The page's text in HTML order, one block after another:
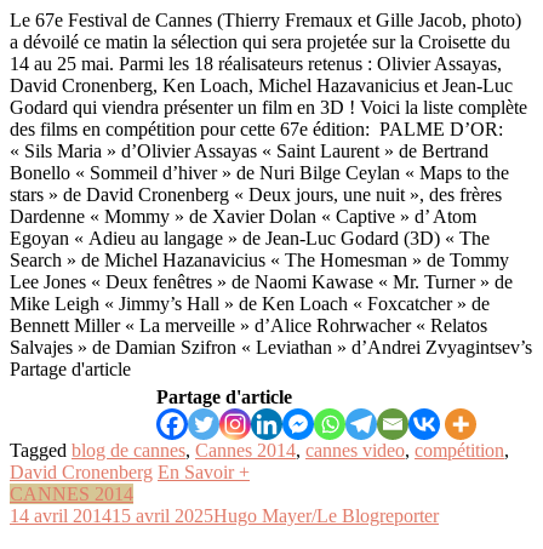
Le 67e Festival de Cannes (Thierry Fremaux et Gille Jacob, photo)
a dévoilé ce matin la sélection qui sera projetée sur la Croisette du
14 au 25 mai. Parmi les 18 réalisateurs retenus : Olivier Assayas,
David Cronenberg, Ken Loach, Michel Hazavanicius et Jean-Luc
Godard qui viendra présenter un film en 3D ! Voici la liste complète
des films en compétition pour cette 67e édition: PALME D’OR:
« Sils Maria » d’Olivier Assayas « Saint Laurent » de Bertrand
Bonello « Sommeil d’hiver » de Nuri Bilge Ceylan « Maps to the
stars » de David Cronenberg « Deux jours, une nuit », des frères
Dardenne « Mommy » de Xavier Dolan « Captive » d’ Atom
Egoyan « Adieu au langage » de Jean-Luc Godard (3D) « The
Search » de Michel Hazanavicius « The Homesman » de Tommy
Lee Jones « Deux fenêtres » de Naomi Kawase « Mr. Turner » de
Mike Leigh « Jimmy’s Hall » de Ken Loach « Foxcatcher » de
Bennett Miller « La merveille » d’Alice Rohrwacher « Relatos
Salvajes » de Damian Szifron « Leviathan » d’Andrei Zvyagintsev’s
Partage d'article
Partage d'article
Tagged blog de cannes, Cannes 2014, cannes video, compétition,
David Cronenberg En Savoir +
CANNES 2014
14 avril 201415 avril 2025Hugo Mayer/Le Blogreporter